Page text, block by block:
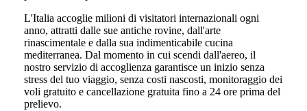
L'Italia accoglie milioni di visitatori internazionali ogni
anno, attratti dalle sue antiche rovine, dall'arte
rinascimentale e dalla sua indimenticabile cucina
mediterranea. Dal momento in cui scendi dall'aereo, il
nostro servizio di accoglienza garantisce un inizio senza
stress del tuo viaggio, senza costi nascosti, monitoraggio dei
voli gratuito e cancellazione gratuita fino a 24 ore prima del
prelievo.